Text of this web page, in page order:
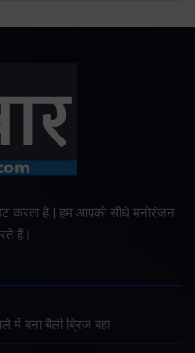
करता है | हम आपको सीधे मनोरंजन
हैं।
में बना बैली ब्रिज बहा